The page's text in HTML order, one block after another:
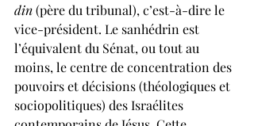
din (père du tribunal), c’est-à-dire le
vice-président. Le sanhédrin est
l’équivalent du Sénat, ou tout au
moins, le centre de concentration des
pouvoirs et décisions (théologiques et
sociopolitiques) des Israélites